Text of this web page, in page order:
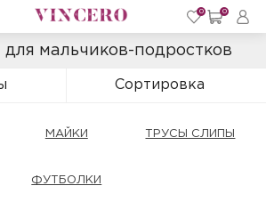
0 0
мальчиков-подростков
Сортировка
МАЙКИ ТРУСЫ СЛИПЫ
ФУТБОЛКИ